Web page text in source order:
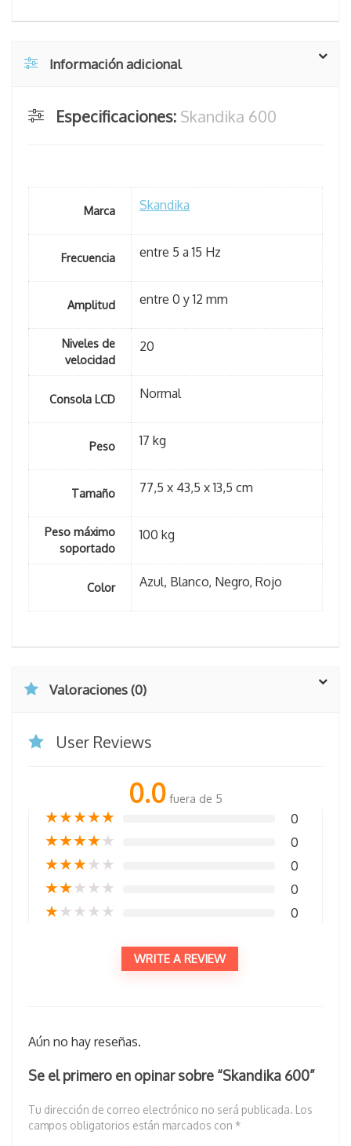
Información adicional
Especificaciones: Skandika 600
Marca Skandika
Frecuencia entre 5 a 15 Hz
Amplitud entre 0 y 12 mm
Niveles de
velocidad
20
Consola LCD Normal
Peso 17 kg
Tamaño 77,5 x 43,5 x 13,5 cm
Peso máximo
soportado
100 kg
Color Azul, Blanco, Negro, Rojo
Valoraciones (0)
User Reviews
0.0 fuera de 5
★★★★★ 0
★★★★★ 0
★★★★★ 0
★★★★★ 0
★★★★★ 0
WRITE A REVIEW
Aún no hay reseñas.
Se el primero en opinar sobre “Skandika 600”
Tu dirección de correo electrónico no será publicada. Los
campos obligatorios están marcados con *